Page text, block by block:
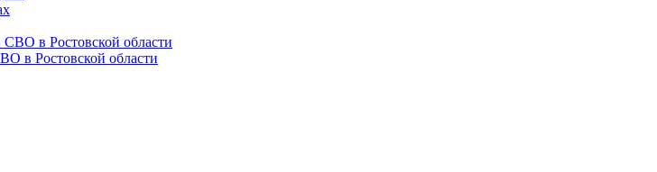
в Ростовской области